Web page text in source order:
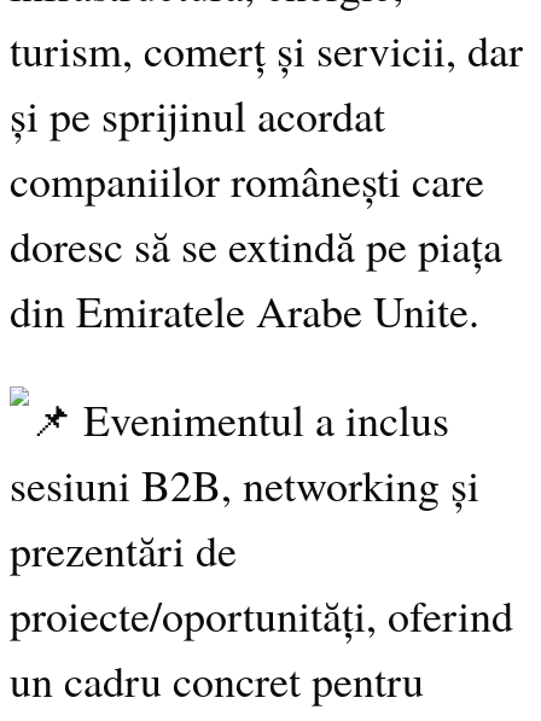
turism, comerț și servicii, dar
și pe sprijinul acordat
companiilor românești care
doresc să se extindă pe piața
din Emiratele Arabe Unite.
Evenimentul a inclus
sesiuni B2B, networking și
prezentări de
proiecte/oportunități, oferind
un cadru concret pentru